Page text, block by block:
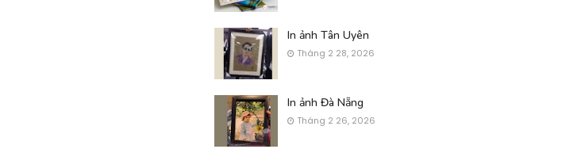
In ảnh Tân Uyên
Tháng 2 28, 2026
In ảnh Đà Nẵng
Tháng 2 26, 2026